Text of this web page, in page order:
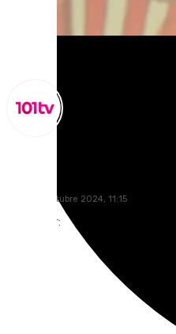
lunes, 21 octubre 2024, 11:15
Compartir: